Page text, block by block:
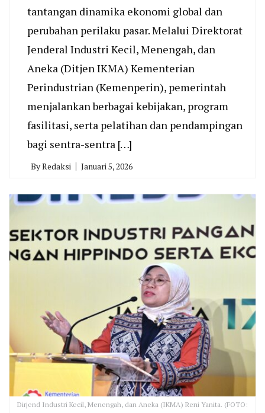
tantangan dinamika ekonomi global dan
perubahan perilaku pasar. Melalui Direktorat
Jenderal Industri Kecil, Menengah, dan
Aneka (Ditjen IKMA) Kementerian
Perindustrian (Kemenperin), pemerintah
menjalankan berbagai kebijakan, program
fasilitasi, serta pelatihan dan pendampingan
bagi sentra-sentra […]
ByRedaksi Januari 5, 2026
Dirjend Industri Kecil, Menengah, dan Aneka (IKMA) Reni Yanita. (FOTO: